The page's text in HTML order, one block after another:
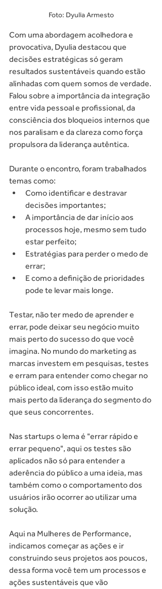
Foto: Dyulia Armesto
Com uma abordagem acolhedora e
provocativa, Dyulia destacou que
decisões estratégicas só geram
resultados sustentáveis quando estão
alinhadas com quem somos de verdade.
Falou sobre a importância da integração
entre vida pessoal e profissional, da
consciência dos bloqueios internos que
nos paralisam e da clareza como força
propulsora da liderança autêntica.
Durante o encontro, foram trabalhados
temas como:
Como identificar e destravar
decisões importantes;
A importância de dar início aos
processos hoje, mesmo sem tudo
estar perfeito;
Estratégias para perder o medo de
errar;
E como a definição de prioridades
pode te levar mais longe.
Testar, não ter medo de aprender e
errar, pode deixar seu negócio muito
mais perto do sucesso do que você
imagina. No mundo do marketing as
marcas investem em pesquisas, testes
e erram para entender como chegar no
público ideal, com isso estão muito
mais perto da liderança do segmento do
que seus concorrentes.
Nas startups o lema é "errar rápido e
errar pequeno", aqui os testes são
aplicados não só para entender a
aderência do público a uma ideia, mas
também como o comportamento dos
usuários irão ocorrer ao utilizar uma
solução.
Aqui na Mulheres de Performance,
indicamos começar as ações e ir
construindo seus projetos aos poucos,
dessa forma você tem um processos e
ações sustentáveis que vão